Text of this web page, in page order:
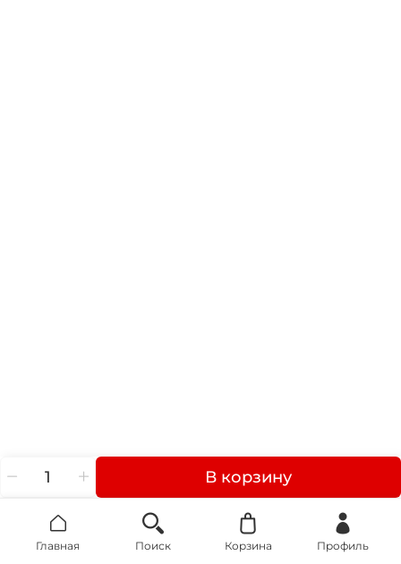
В корзину
Главная Поиск Корзина Профиль